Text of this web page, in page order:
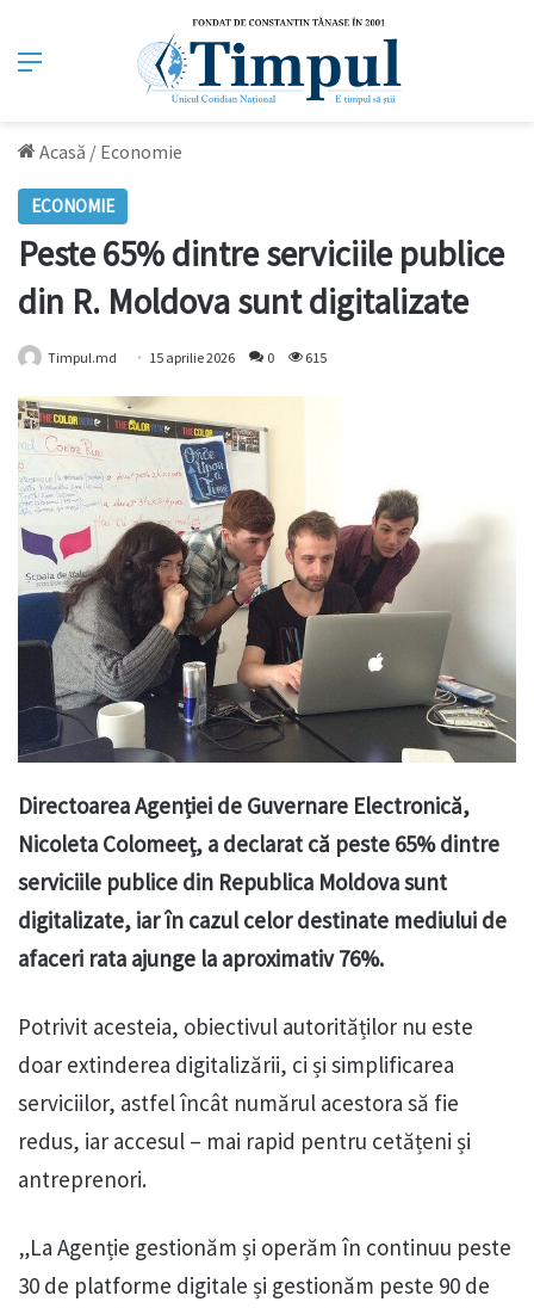
Meniu
Acasă / Economie
ECONOMIE
Peste 65% dintre serviciile publice
din R. Moldova sunt digitalizate
Timpul.md 15 aprilie 2026 0 615
Directoarea Agenției de Guvernare Electronică,
Nicoleta Colomeeț, a declarat că peste 65% dintre
serviciile publice din Republica Moldova sunt
digitalizate, iar în cazul celor destinate mediului de
afaceri rata ajunge la aproximativ 76%.
Potrivit acesteia, obiectivul autorităților nu este
doar extinderea digitalizării, ci și simplificarea
serviciilor, astfel încât numărul acestora să fie
redus, iar accesul – mai rapid pentru cetățeni și
antreprenori.
„La Agenție gestionăm și operăm în continuu peste
30 de platforme digitale și gestionăm peste 90 de